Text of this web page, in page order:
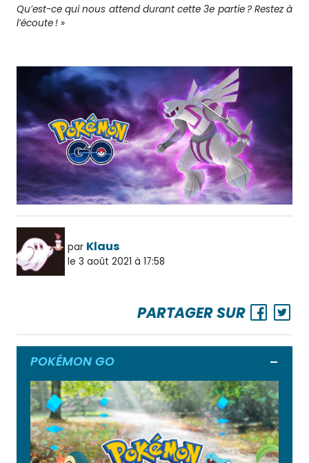
Qu’est-ce qui nous attend durant cette 3e partie ? Restez à
l’écoute ! »
par Klaus
le 3 août 2021 à 17:58
PARTAGER SUR
POKÉMON GO